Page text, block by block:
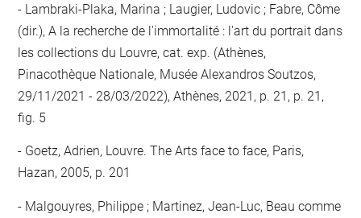
Lambraki-Plaka, Marina ; Laugier, Ludovic ; Fabre, Côme
(dir.), A la recherche de l'immortalité : l'art du portrait dans
les collections du Louvre, cat. exp. (Athènes,
Pinacothèque Nationale, Musée Alexandros Soutzos,
29/11/2021 - 28/03/2022), Athènes, 2021, p. 21, p. 21,
fig. 5
Goetz, Adrien, Louvre. The Arts face to face, Paris,
Hazan, 2005, p. 201
Malgouyres, Philippe ; Martinez, Jean-Luc, Beau comme